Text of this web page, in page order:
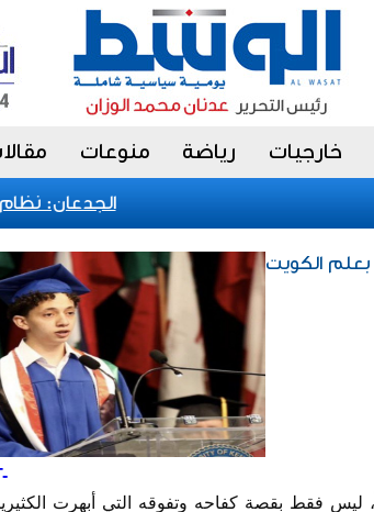
خارجيات رياضة منوعات
الجدعان: نظام
الكويت
فقط بقصة كفاحه وتفوقه التي أبهرت